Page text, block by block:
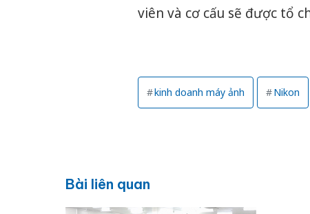
viên và cơ cấu sẽ được tổ
kinh doanh máy ảnh Nikon
Bài liên quan